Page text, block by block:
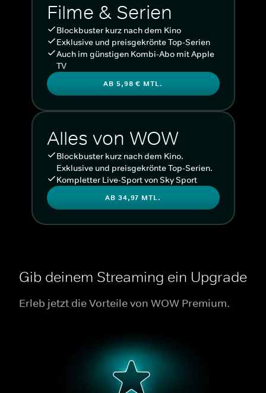
Filme & Serien
Blockbuster kurz nach dem Kino
Exklusive und preisgekrönte Top-Serien
Auch im günstigen Kombi-Abo mit Apple
TV
AB 5,98 € MTL.
Alles von WOW
Blockbuster kurz nach dem Kino.
Exklusive und preisgekrönte Top-Serien.
Kompletter Live-Sport von Sky Sport
AB 34,97 MTL.
Gib deinem Streaming ein Upgrade
Erleb jetzt die Vorteile von WOW Premium.